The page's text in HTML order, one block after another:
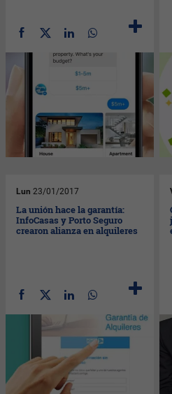
Lun 23/01/2017
La unión hace la garantía:
InfoCasas y Porto Seguro
crearon alianza en alquileres